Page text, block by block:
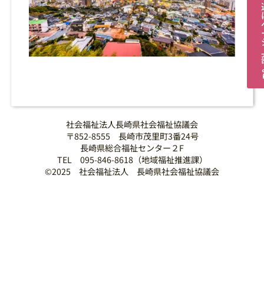
社会福祉法人長崎県社会福祉協議会
〒852-8555 長崎市茂里町3番24号
長崎県総合福祉センター２F
TEL 095-846-8618（地域福祉推進課）
©2025 社会福祉法人 長崎県社会福祉協議会